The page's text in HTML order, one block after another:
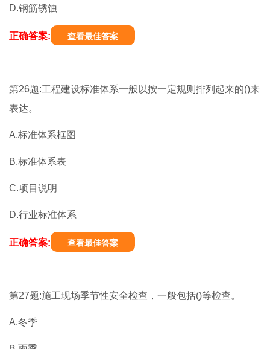
D.钢筋锈蚀
正确答案: 查看最佳答案
第26题:工程建设标准体系一般以按一定规则排列起来的()来
表达。
A.标准体系框图
B.标准体系表
C.项目说明
D.行业标准体系
正确答案: 查看最佳答案
第27题:施工现场季节性安全检查，一般包括()等检查。
A.冬季